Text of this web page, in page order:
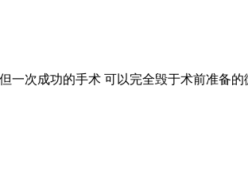
次成功的手术 可以完全毁于术前准备